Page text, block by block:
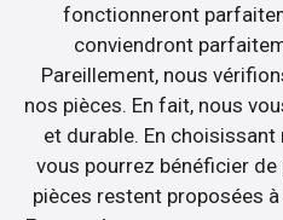
fonctionneront
conviendront
Pareillement, nous
nos pièces. En fait, nous
et durable. En
vous pourrez bénéficier
pièces restent proposées